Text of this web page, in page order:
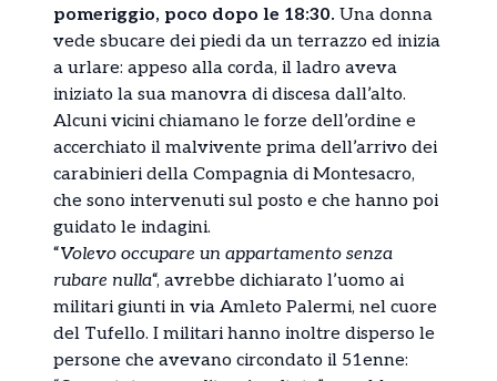
pomeriggio, poco dopo le 18:30. Una donna
vede sbucare dei piedi da un terrazzo ed inizia
a urlare: appeso alla corda, il ladro aveva
iniziato la sua manovra di discesa dall’alto.
Alcuni vicini chiamano le forze dell’ordine e
accerchiato il malvivente prima dell’arrivo dei
carabinieri della Compagnia di Montesacro,
che sono intervenuti sul posto e che hanno poi
guidato le indagini.
“Volevo occupare un appartamento senza
rubare nulla“, avrebbe dichiarato l’uomo ai
militari giunti in via Amleto Palermi, nel cuore
del Tufello. I militari hanno inoltre disperso le
persone che avevano circondato il 51enne: